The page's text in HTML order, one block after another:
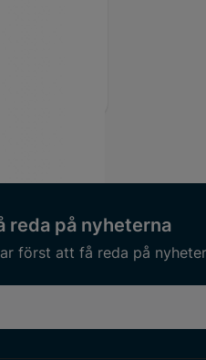
reda på nyheterna
först att få reda på